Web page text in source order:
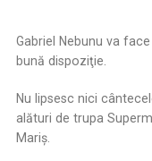
Gabriel Nebunu va
bună dispoziţie.
Nu lipsesc nici
alături de trupa
Mariş.